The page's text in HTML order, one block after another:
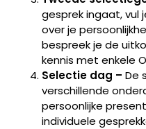
gesprek ingaat, vul
over je
bespreek je de
kennis met enkele
Selectie dag – De
verschillende
persoonlijke
individuele